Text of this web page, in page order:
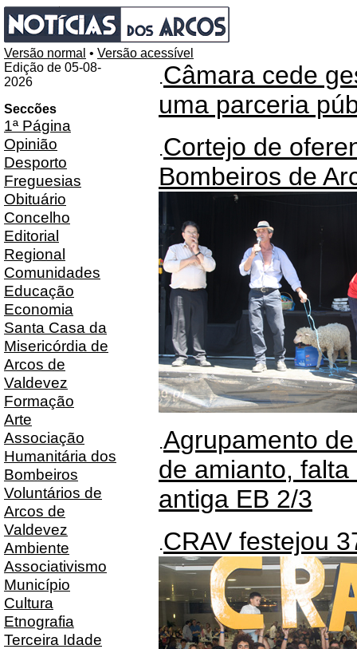
Versão normal • Versão acessível
Edição de 05-08-
2026
Seccões
1ª Página
Opinião
Desporto
Freguesias
Obituário
Concelho
Editorial
Regional
Comunidades
Educação
Economia
Santa Casa da
Misericórdia de
Arcos de
Valdevez
Formação
Arte
Associação
Humanitária dos
Bombeiros
Voluntários de
Arcos de
Valdevez
Ambiente
Associativismo
Município
Cultura
Etnografia
Terceira Idade
.Câmara cede
uma parceria
.Cortejo de
Bombeiros de
.Agrupamento
de amianto,
antiga EB 2/3
.CRAV festejou